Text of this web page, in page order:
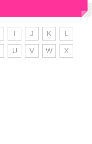
I J K L
U V W X